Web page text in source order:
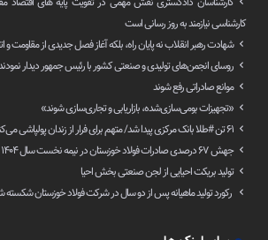
کارشناسی نیازمند به روز رسانی است
شهادت رهبر انقلاب نه پایان راه، بلکه آغاز فصل جدیدی از مقاومت
روسای انجمن‌های تولیدی و صنعتی کشور با رئیس جمهور دیدار
موانع صادراتی رفع شوند
«تجهیزات بومی‌سازی‌شده، بازاریابی و تجاری‌سازی شوند»
۶۱ تن ‌#طلا بانک مرکزی پیدا شد/ متهم برای فرار از زندان پولپاشی می‌کند
جهش ۶۷ درصدی صادرات فولاد خوزستان در نیمه نخست سال ۱۴۰۴
تولید بریکت احیایی از لجن صنعتی بخش احیا
رکورد تولید ماهیانه پس از دو سال در شرکت فولاد خوزستان شکسته